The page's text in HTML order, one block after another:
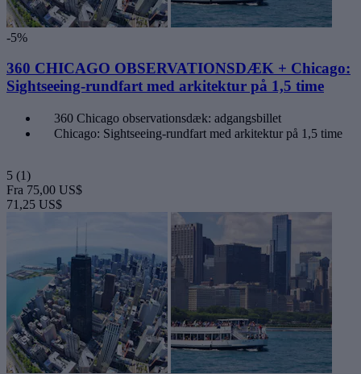
-5%
360 CHICAGO OBSERVATIONSDÆK + Chicago:
Sightseeing-rundfart med arkitektur på 1,5 time
360 Chicago observationsdæk: adgangsbillet
Chicago: Sightseeing-rundfart med arkitektur på 1,5 time
5 (1)
Fra 75,00 US$
71,25 US$